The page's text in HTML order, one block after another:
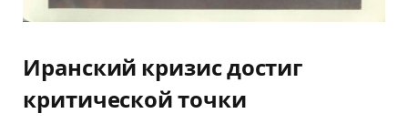
Иранский кризис достиг
критической точки